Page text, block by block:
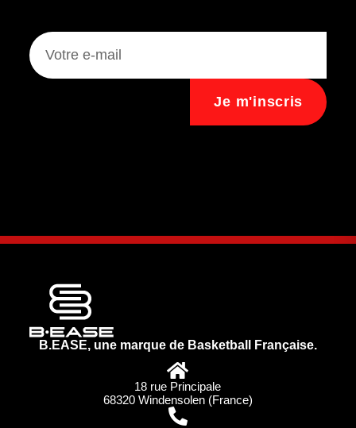
Je m'inscris
B.EASE, une marque de Basketball Française.
18 rue Principale
68320 Windensolen (France)